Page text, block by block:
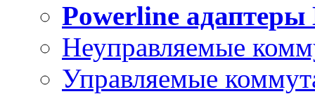
Powerline адаптеры
Неуправляемые
Управляемые